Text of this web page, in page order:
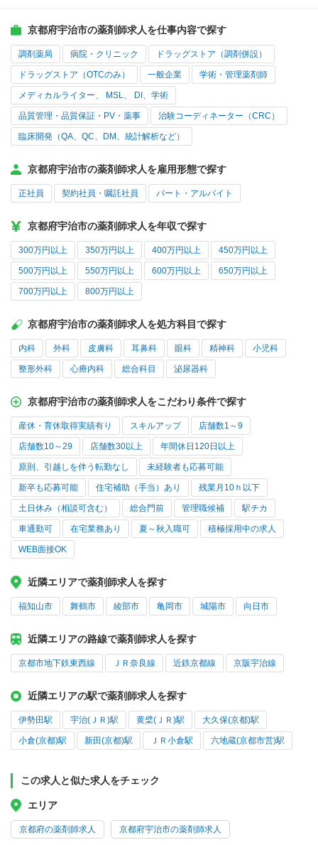
京都府宇治市の薬剤師求人を仕事内容で探す
調剤薬局 病院・クリニック ドラッグストア（調剤併設）
ドラッグストア（OTCのみ） 一般企業 学術・管理薬剤師
メディカルライター、 MSL、 DI、学術
品質管理・品質保証・PV・薬事 治験コーディネーター（CRC）
臨床開発（QA、QC、DM、統計解析など）
京都府宇治市の薬剤師求人を雇用形態で探す
正社員 契約社員・嘱託社員 パート・アルバイト
京都府宇治市の薬剤師求人を年収で探す
300万円以上 350万円以上 400万円以上 450万円以上
500万円以上 550万円以上 600万円以上 650万円以上
700万円以上 800万円以上
京都府宇治市の薬剤師求人を処方科目で探す
内科 外科 皮膚科 耳鼻科 眼科 精神科 小児科
整形外科 心療内科 総合科目 泌尿器科
京都府宇治市の薬剤師求人をこだわり条件で探す
産休・育休取得実績有り スキルアップ 店舗数1～9
店舗数10～29 店舗数30以上 年間休日120日以上
原則、引越しを伴う転勤なし 未経験者も応募可能
新卒も応募可能 住宅補助（手当）あり 残業月10ｈ以下
土日休み（相談可含む） 総合門前 管理職候補 駅チカ
車通勤可 在宅業務あり 夏～秋入職可 積極採用中の求人
WEB面接OK
近隣エリアで薬剤師求人を探す
福知山市 舞鶴市 綾部市 亀岡市 城陽市 向日市
近隣エリアの路線で薬剤師求人を探す
京都市地下鉄東西線 ＪＲ奈良線 近鉄京都線 京阪宇治線
近隣エリアの駅で薬剤師求人を探す
伊勢田駅 宇治(ＪＲ)駅 黄檗(ＪＲ)駅 大久保(京都)駅
小倉(京都)駅 新田(京都)駅 ＪＲ小倉駅 六地蔵(京都市営)駅
この求人と似た求人をチェック
エリア
京都府の薬剤師求人 京都府宇治市の薬剤師求人